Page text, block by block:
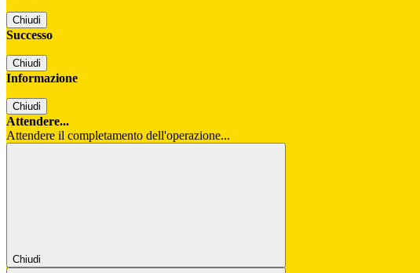
Chiudi
Successo
Chiudi
Informazione
Chiudi
Attendere...
Attendere il completamento dell'operazione...
Chiudi